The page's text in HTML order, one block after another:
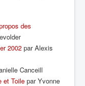
des
2002 par Alexis
Canceill
et Toile par Yvonne